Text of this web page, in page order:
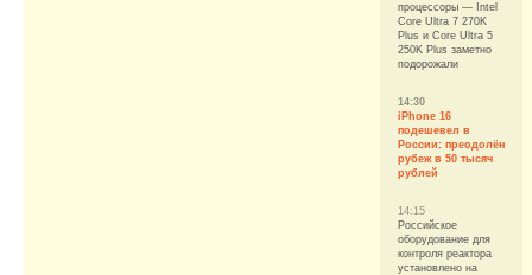
процессоры — Intel
Core Ultra 7 270K
Plus и Core Ultra 5
250K Plus заметно
подорожали
14:30
iPhone 16
подешевел в
России: преодолён
рубеж в 50 тысяч
рублей
14:15
Российское
оборудование для
контроля реактора
установлено на